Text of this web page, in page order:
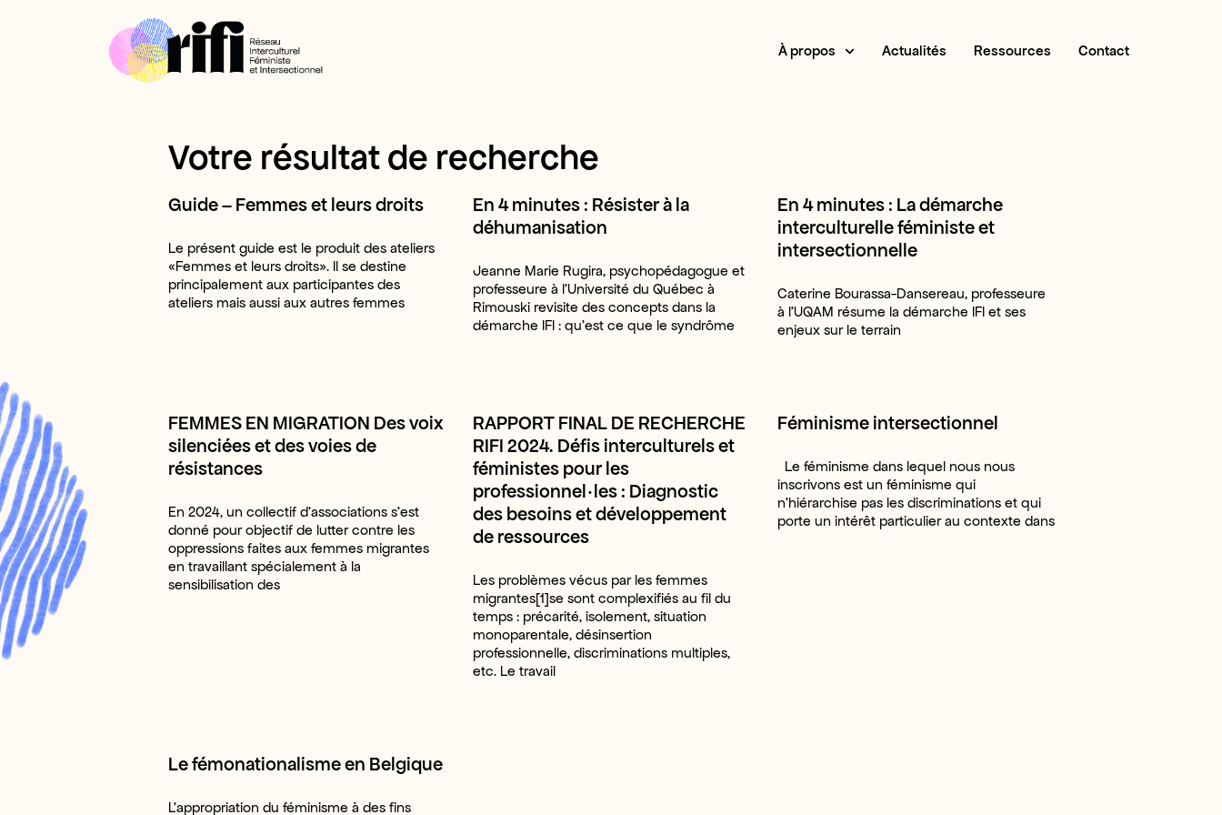
À propos Actualités Ressources Contact
Votre résultat de recherche
Guide – Femmes et leurs droits
Le présent guide est le produit des ateliers
«Femmes et leurs droits». Il se destine
principalement aux participantes des
ateliers mais aussi aux autres femmes
En 4 minutes : Résister à la
déhumanisation
Jeanne Marie Rugira, psychopédagogue et
professeure à l’Université du Québec à
Rimouski revisite des concepts dans la
démarche IFI : qu’est ce que le syndrôme
En 4 minutes : La démarche
interculturelle féministe et
intersectionnelle
Caterine Bourassa-Dansereau, professeure
à l’UQAM résume la démarche IFI et ses
enjeux sur le terrain
FEMMES EN MIGRATION Des voix
silenciées et des voies de
résistances
En 2024, un collectif d’associations s’est
donné pour objectif de lutter contre les
oppressions faites aux femmes migrantes
en travaillant spécialement à la
sensibilisation des
RAPPORT FINAL DE RECHERCHE
RIFI 2024. Défis interculturels et
féministes pour les
professionnel·les : Diagnostic
des besoins et développement
de ressources
Les problèmes vécus par les femmes
migrantes[1]se sont complexifiés au fil du
temps : précarité, isolement, situation
monoparentale, désinsertion
professionnelle, discriminations multiples,
etc. Le travail
Féminisme intersectionnel
Le féminisme dans lequel nous nous
inscrivons est un féminisme qui
n’hiérarchise pas les discriminations et qui
porte un intérêt particulier au contexte dans
Le fémonationalisme en Belgique
L’appropriation du féminisme à des fins